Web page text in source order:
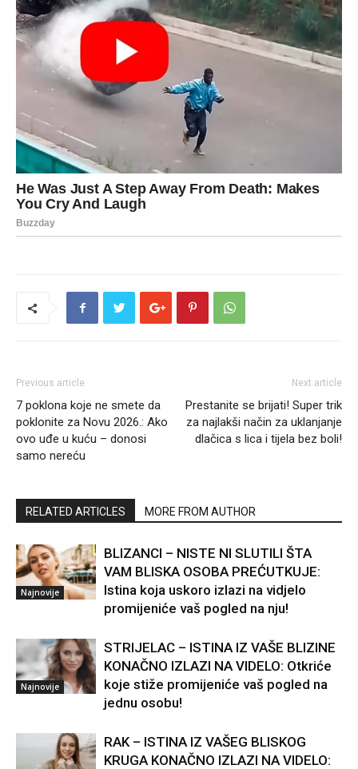
Previous article
7 poklona koje ne smete da
poklonite za Novu 2026.: Ako
ovo uđe u kuću – donosi
samo nereću
Next article
Prestanite se brijati! Super trik
za najlakši način za uklanjanje
dlačica s lica i tijela bez boli!
RELATED ARTICLES MORE FROM AUTHOR
Najnovije
BLIZANCI – NISTE NI SLUTILI ŠTA
VAM BLISKA OSOBA PREĆUTKUJE:
Istina koja uskoro izlazi na vidjelo
promijeniće vaš pogled na nju!
Najnovije
STRIJELAC – ISTINA IZ VAŠE BLIZINE
KONAČNO IZLAZI NA VIDELO: Otkriće
koje stiže promijeniće vaš pogled na
jednu osobu!
RAK – ISTINA IZ VAŠEG BLISKOG
KRUGA KONAČNO IZLAZI NA VIDELO: